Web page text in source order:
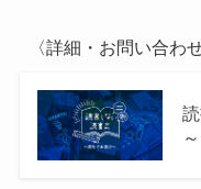
〈詳細・お問い合わ